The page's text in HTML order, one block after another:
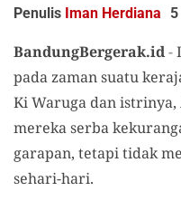
Penulis Iman Herdiana
BandungBergerak.id-
pada zaman suatu
Ki Waruga dan
mereka serba
garapan, tetapi tidak
sehari-hari.